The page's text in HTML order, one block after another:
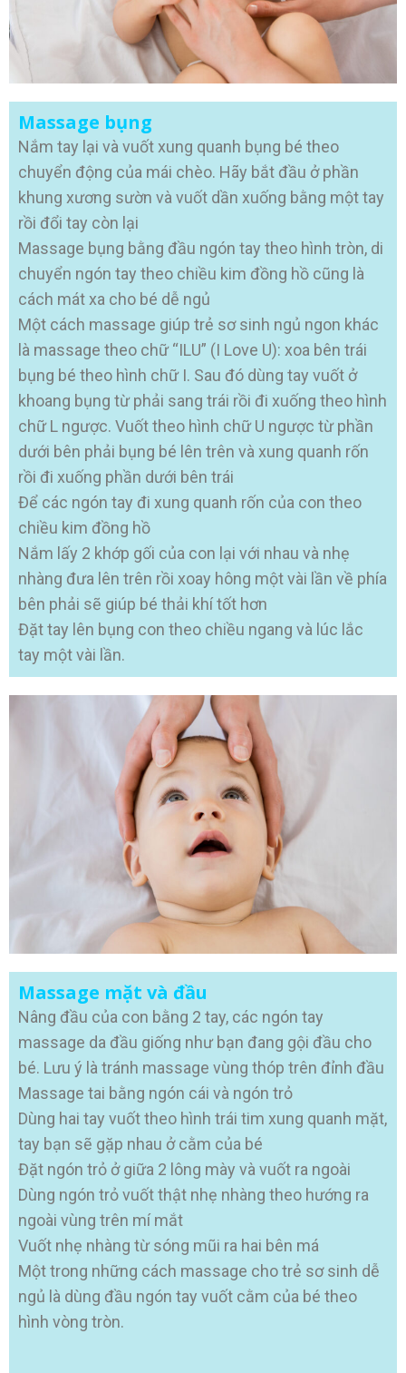
Massage bụng
Nắm tay lại và vuốt xung quanh bụng bé theo
chuyển động của mái chèo. Hãy bắt đầu ở phần
khung xương sườn và vuốt dần xuống bằng một tay
rồi đổi tay còn lại
Massage bụng bằng đầu ngón tay theo hình tròn, di
chuyển ngón tay theo chiều kim đồng hồ cũng là
cách mát xa cho bé dễ ngủ
Một cách massage giúp trẻ sơ sinh ngủ ngon khác
là massage theo chữ “ILU” (I Love U): xoa bên trái
bụng bé theo hình chữ I. Sau đó dùng tay vuốt ở
khoang bụng từ phải sang trái rồi đi xuống theo hình
chữ L ngược. Vuốt theo hình chữ U ngược từ phần
dưới bên phải bụng bé lên trên và xung quanh rốn
rồi đi xuống phần dưới bên trái
Để các ngón tay đi xung quanh rốn của con theo
chiều kim đồng hồ
Nắm lấy 2 khớp gối của con lại với nhau và nhẹ
nhàng đưa lên trên rồi xoay hông một vài lần về phía
bên phải sẽ giúp bé thải khí tốt hơn
Đặt tay lên bụng con theo chiều ngang và lúc lắc
tay một vài lần.
Massage mặt và đầu
Nâng đầu của con bằng 2 tay, các ngón tay
massage da đầu giống như bạn đang gội đầu cho
bé. Lưu ý là tránh massage vùng thóp trên đỉnh đầu
Massage tai bằng ngón cái và ngón trỏ
Dùng hai tay vuốt theo hình trái tim xung quanh mặt,
tay bạn sẽ gặp nhau ở cằm của bé
Đặt ngón trỏ ở giữa 2 lông mày và vuốt ra ngoài
Dùng ngón trỏ vuốt thật nhẹ nhàng theo hướng ra
ngoài vùng trên mí mắt
Vuốt nhẹ nhàng từ sóng mũi ra hai bên má
Một trong những cách massage cho trẻ sơ sinh dễ
ngủ là dùng đầu ngón tay vuốt cằm của bé theo
hình vòng tròn.